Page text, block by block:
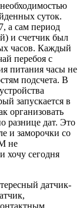
суток.
а сам период
и счетчик был
часов. Каждый
перебоя с
питания часы не
подсчета. В
запускается в
организовать
разнице дат. Это
и заморочки со
не
хочу сегодня
датчик-